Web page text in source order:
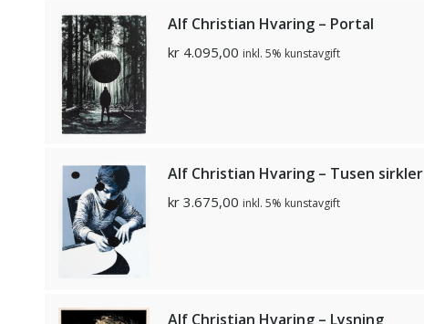
Alf Christian Hvaring – Portal
kr 4.095,00 inkl. 5% kunstavgift
Alf Christian Hvaring – Tusen sirkler
kr 3.675,00 inkl. 5% kunstavgift
Alf Christian Hvaring – Lysning